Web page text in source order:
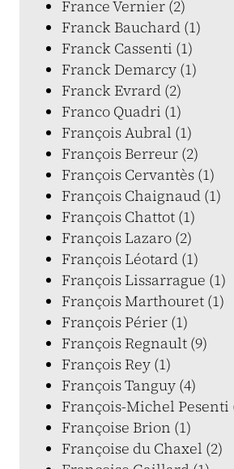
France Vernier (2)
Franck Bauchard (1)
Franck Cassenti (1)
Franck Demarcy (1)
Franck Evrard (2)
Franco Quadri (1)
François Aubral (1)
François Berreur (2)
François Cervantès (1)
François Chaignaud (1)
François Chattot (1)
François Lazaro (2)
François Léotard (1)
François Lissarrague (1)
François Marthouret (1)
François Périer (1)
François Regnault (9)
François Rey (1)
François Tanguy (4)
François-Michel Pesenti
Françoise Brion (1)
Françoise du Chaxel (2)